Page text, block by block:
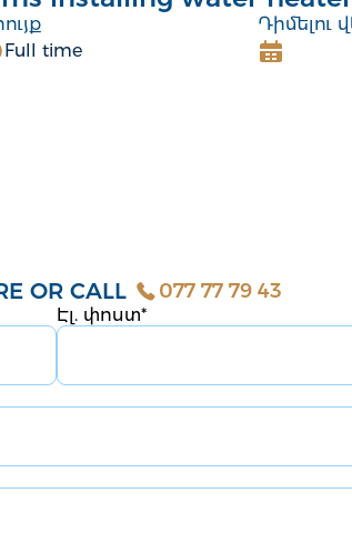
Full time
Դիմելու
OR CALL 077 77 79 43
Էլ. փոստ*